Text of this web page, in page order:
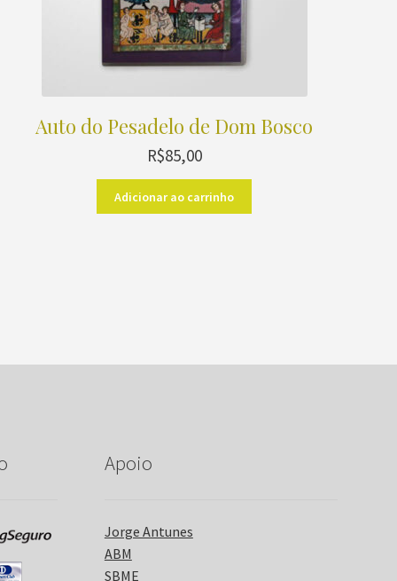
Auto do Pesadelo de Dom Bosco
R$85,00
Adicionar ao carrinho
Apoio
Jorge Antunes
ABM
SBME